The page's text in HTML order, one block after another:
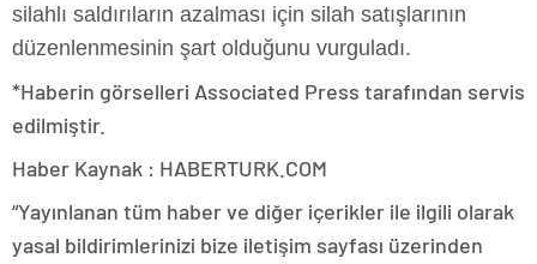
silahlı saldırıların azalması için silah satışlarının
düzenlenmesinin şart olduğunu vurguladı.
*Haberin görselleri Associated Press tarafından servis
edilmiştir.
Haber Kaynak : HABERTURK.COM
“Yayınlanan tüm haber ve diğer içerikler ile ilgili olarak
yasal bildirimlerinizi bize iletişim sayfası üzerinden